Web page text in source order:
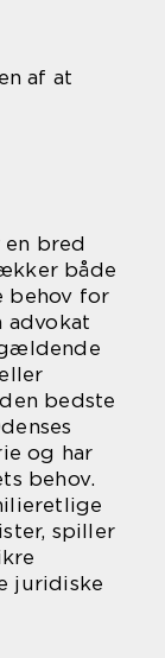
af at
bred
både
behov for
advokat
bedste
og har
behov.
spiller
juridiske